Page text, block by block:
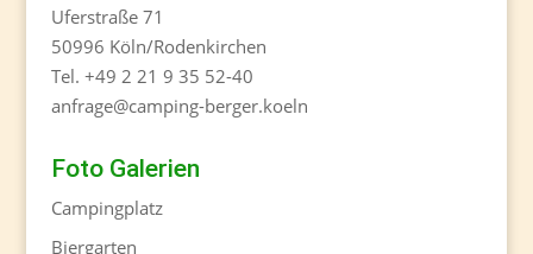
Uferstraße 71
50996 Köln/Rodenkirchen
Tel. +49 2 21 9 35 52-40
anfrage@camping-berger.koeln
Foto Galerien
Campingplatz
Biergarten